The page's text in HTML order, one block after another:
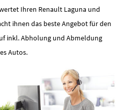
Ihren Renault Laguna und
ihnen das beste Angebot für den
inkl. Abholung und Abmeldung
Autos.